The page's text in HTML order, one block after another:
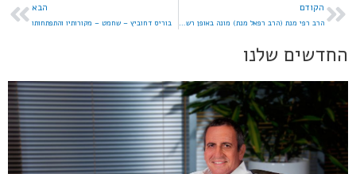
הקודם
הרב רפי מנת (הרב רפאל מנת) מונה באופן רשמי לרב הקונצרן של אסם נסטלה
הבא
בוריס דחוביץ – שחמט – מקורותיו והתפתחותו
החדשים שלנו